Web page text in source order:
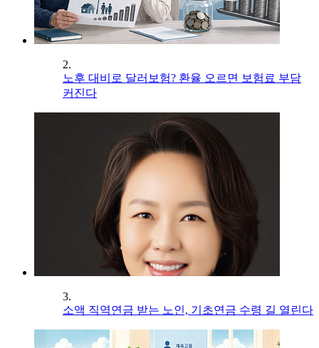
2.
노후 대비로 달러보험? 환율 오르면 보험료 부담
커진다
3.
소액 직역연금 받는 노인, 기초연금 수령 길 열린다